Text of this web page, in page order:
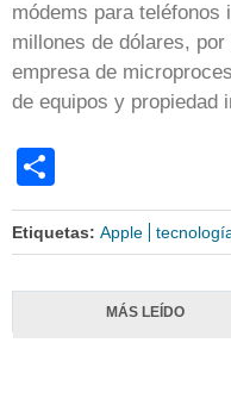
módems para teléfonos
millones de dólares,
empresa de
de equipos y propiedad
Etiquetas: Apple
MÁS LEÍDO